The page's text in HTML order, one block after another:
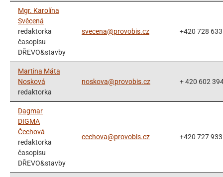
Mgr. Karolína
Svěcená
redaktorka
časopisu
DŘEVO&stavby
svecena@provobis.cz +420 728
Martina Máta
Nosková
redaktorka
noskova@provobis.cz + 420 602
Dagmar
DIGMA
Čechová
redaktorka
časopisu
DŘEVO&stavby
cechova@provobis.cz +420 727